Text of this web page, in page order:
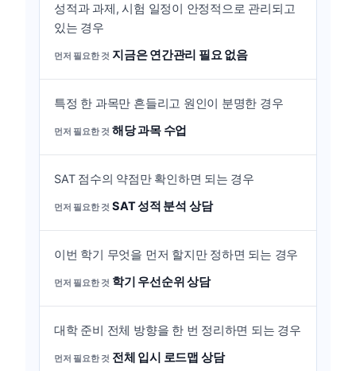
성적과 과제, 시험 일정이 안정적으로 관리되고
있는 경우
지금은 연간관리 필요 없음
특정 한 과목만 흔들리고 원인이 분명한 경우
해당 과목 수업
SAT 점수의 약점만 확인하면 되는 경우
SAT 성적 분석 상담
이번 학기 무엇을 먼저 할지만 정하면 되는 경우
학기 우선순위 상담
대학 준비 전체 방향을 한 번 정리하면 되는 경우
전체 입시 로드맵 상담